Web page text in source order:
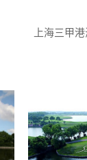
上海三甲